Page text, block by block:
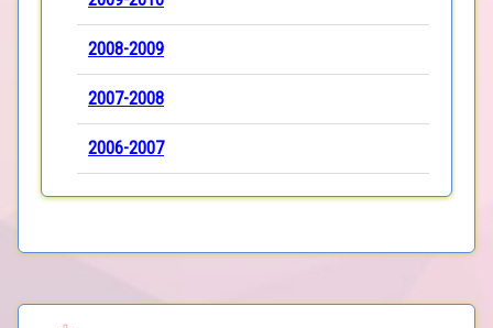
2008-2009
2007-2008
2006-2007